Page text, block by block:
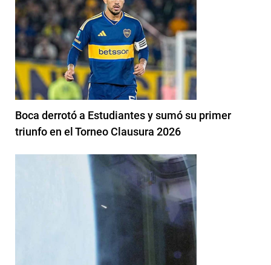
Boca derrotó a Estudiantes y sumó su primer
triunfo en el Torneo Clausura 2026